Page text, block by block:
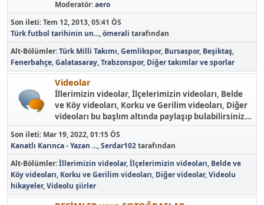
Moderatör:aero
Son ileti:Tem 12, 2013, 05:41 ÖS
Türk futbol tarihinin un...,ömerali tarafından
Alt-Bölümler Türk Milli Takımı Gemlikspor Bursaspor Beşiktaş
Fenerbahçe Galatasaray Trabzonspor Diğer takımlar ve sporlar
Videolar
İllerimizin videolar, İlçelerimizin videoları, Belde
ve Köy videoları, Korku ve Gerilim videoları, Diğer
videoları bu başlım altında paylaşıp bulabilirsiniz...
Son ileti: Mar 19, 2022, 01:15 ÖS
Kanatlı Karınca - Yazan ...,Serdar102tarafından
Alt-Bölümler İllerimizin videolar İlçelerimizin videoları Belde ve
Köy videoları Korku ve Gerilim videoları Diğer videolar Videolu
hikayeler Videolu şiirler